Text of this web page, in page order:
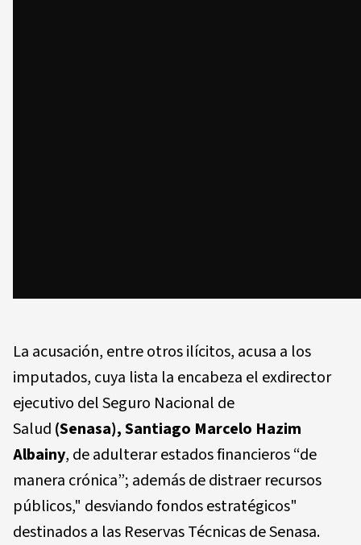
La acusación, entre otros ilícitos, acusa a los
imputados, cuya lista la encabeza el exdirector
ejecutivo del Seguro Nacional de
Salud (Senasa),Santiago Marcelo Hazim
Albainy, de adulterar estados financieros “de
manera crónica”; además de distraer recursos
públicos," desviando fondos estratégicos"
destinados a las Reservas Técnicas de Senasa.